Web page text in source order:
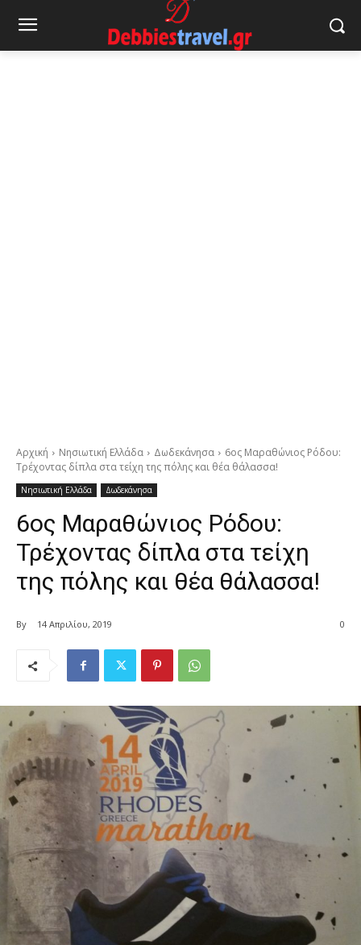
Αρχική Νησιωτική Ελλάδα Δωδεκάνησα
6ος Μαραθώνιος Ρόδου:
Τρέχοντας δίπλα στα τείχη της πόλης και θέα θάλασσα!
Νησιωτική Ελλάδα Δωδεκάνησα
6ος Μαραθώνιος Ρόδου:
Τρέχοντας δίπλα στα τείχη
της πόλης και θέα θάλασσα!
By 14 Απριλίου, 2019 0